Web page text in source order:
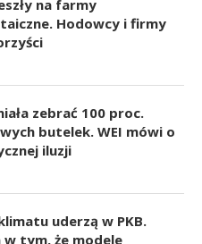
na farmy
Hodowcy i firmy
zebrać 100 proc.
butelek. WEI mówi o
iluzji
uderzą w PKB.
w tym, że modele